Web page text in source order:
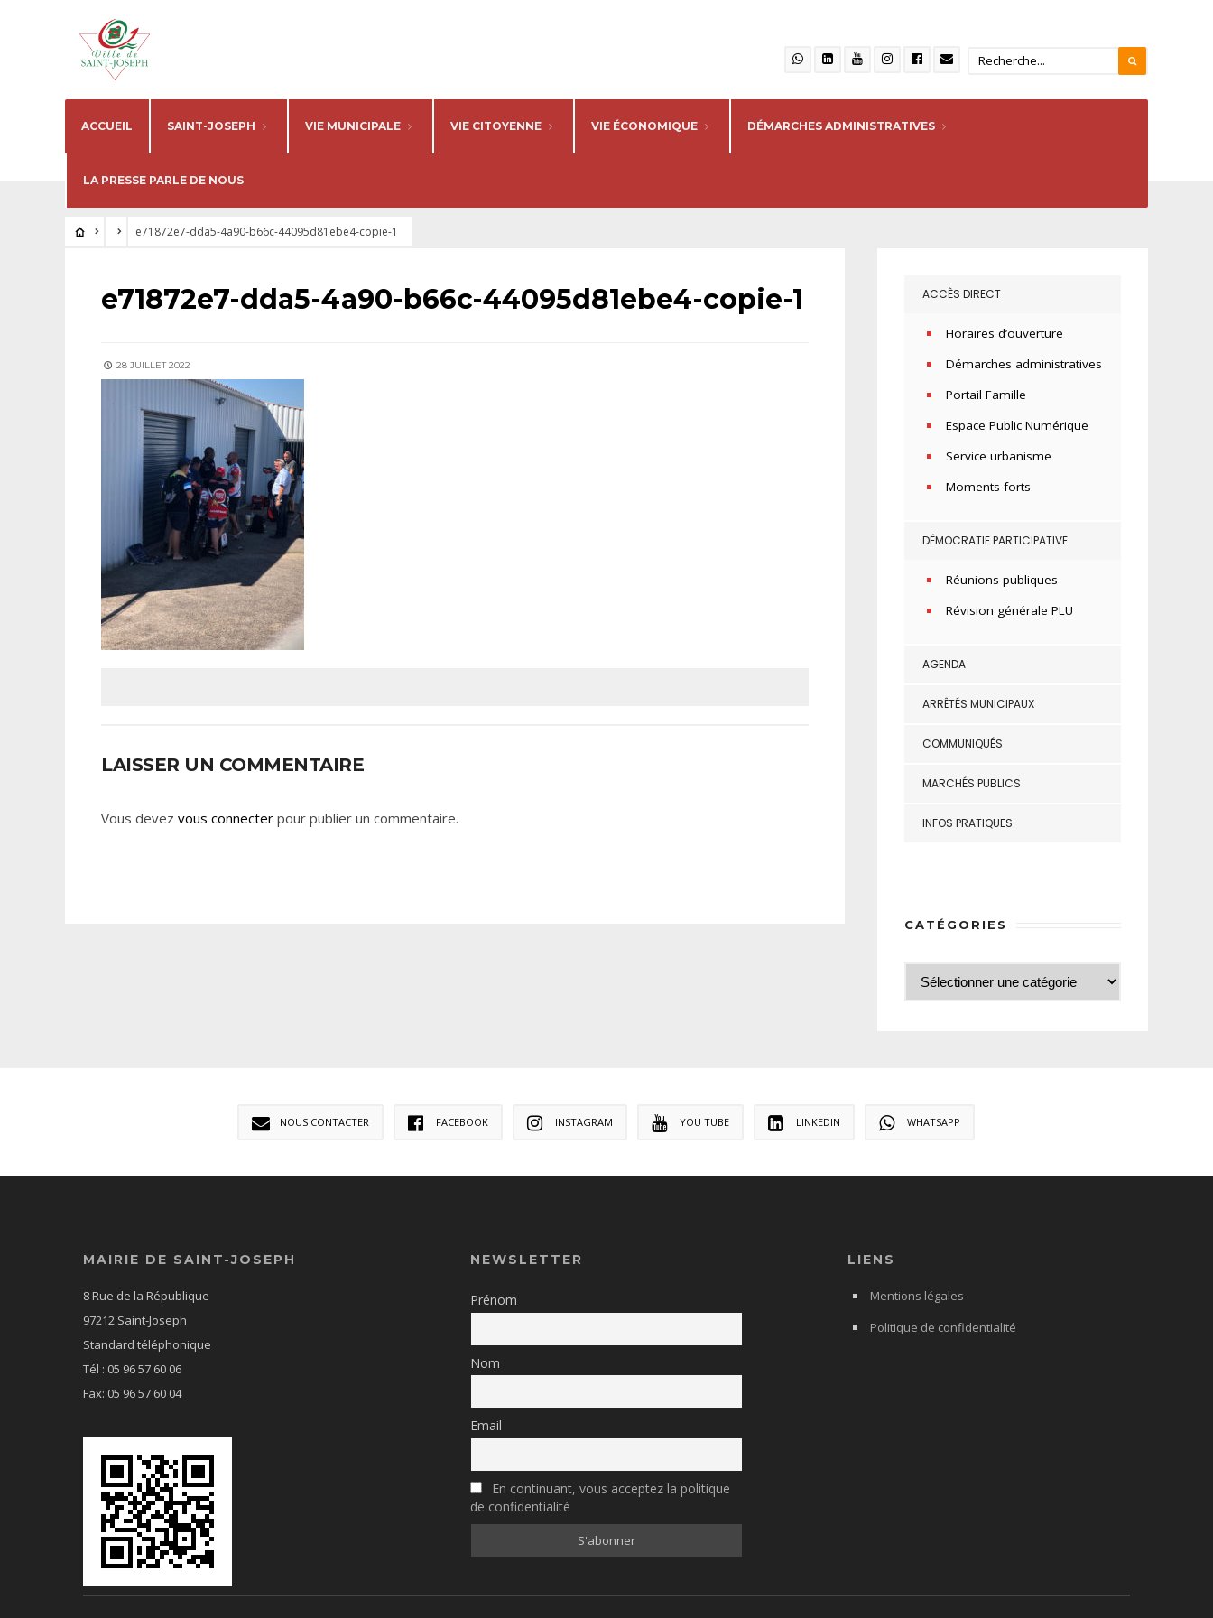
ACCUEIL SAINT-JOSEPH VIE MUNICIPALE VIE CITOYENNE VIE ÉCONOMIQUE DÉMARCHES ADMINISTRATIVES
LA PRESSE PARLE DE NOUS
e71872e7-dda5-4a90-b66c-44095d81ebe4-copie-1
e71872e7-dda5-4a90-b66c-44095d81ebe4-copie-1
28 JUILLET 2022
LAISSER UN COMMENTAIRE
Vous devez vous connecter pour publier un commentaire.
ACCÈS DIRECT
Horaires d’ouverture
Démarches administratives
Portail Famille
Espace Public Numérique
Service urbanisme
Moments forts
DÉMOCRATIE PARTICIPATIVE
Réunions publiques
Révision générale PLU
AGENDA
ARRÊTÉS MUNICIPAUX
COMMUNIQUÉS
MARCHÉS PUBLICS
INFOS PRATIQUES
CATÉGORIES
NOUS CONTACTER FACEBOOK INSTAGRAM YOU TUBE LINKEDIN WHATSAPP
MAIRIE DE SAINT-JOSEPH
8 Rue de la République
97212 Saint-Joseph
Standard téléphonique
Tél : 05 96 57 60 06
Fax: 05 96 57 60 04
NEWSLETTER
Prénom
Nom
Email
En continuant, vous acceptez la politique
de confidentialité
LIENS
Mentions légales
Politique de confidentialité